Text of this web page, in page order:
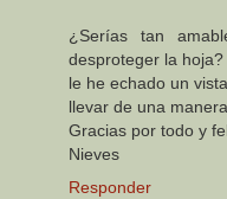
¿Serías tan
desproteger la hoja?
le he echado un
llevar de una
Gracias por todo y
Nieves
Responder